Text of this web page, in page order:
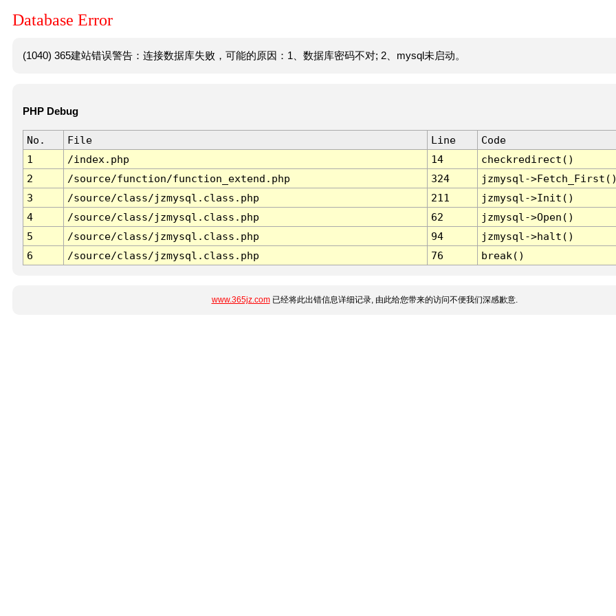
Database Error
(1040) 365建站错误警告：连接数据库失败，可能的原因：1、数据库密码不对; 2、mysql未启动。
PHP Debug
No. File Line
Code
1
/index.php 14
checkredirect()
2
/source/function/function_extend.php 324
jzmysql-
3
/source/class/jzmysql.class.php 211
jzmysql->Init()
4
/source/class/jzmysql.class.php 62
jzmysql->Open()
5
/source/class/jzmysql.class.php 94
jzmysql->halt()
6
/source/class/jzmysql.class.php 76 break()
www.365jz.com已经将此出错信息详细记录, 由此给您带来的访问不便我们深感歉意.